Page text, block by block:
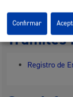
Trámites
Registro de
Confirmar